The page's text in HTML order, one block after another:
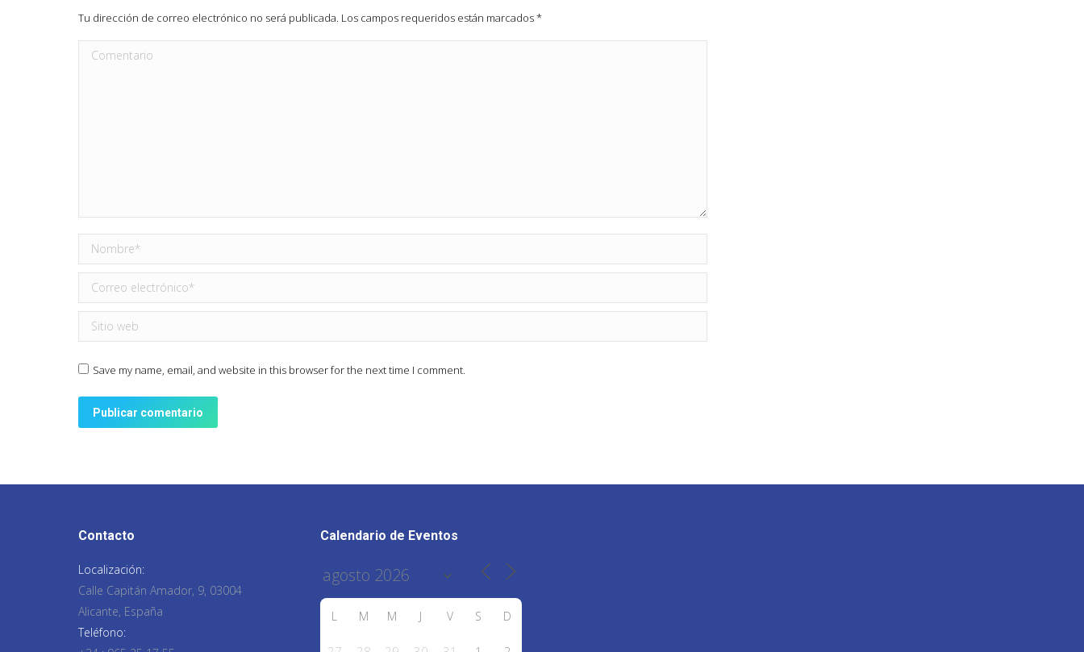
Tu dirección de correo electrónico no será publicada. Los campos requeridos están marcados*
Comentario
Nombre *
Correo electrónico *
Sitio web
Save my name, email, and website in this browser for the next time I comment.
Publicar comentario
Contacto
Localización:
Calle Capitán Amador, 9, 03004
Alicante, España
Teléfono:
Calendario de Eventos
L M M J V S D